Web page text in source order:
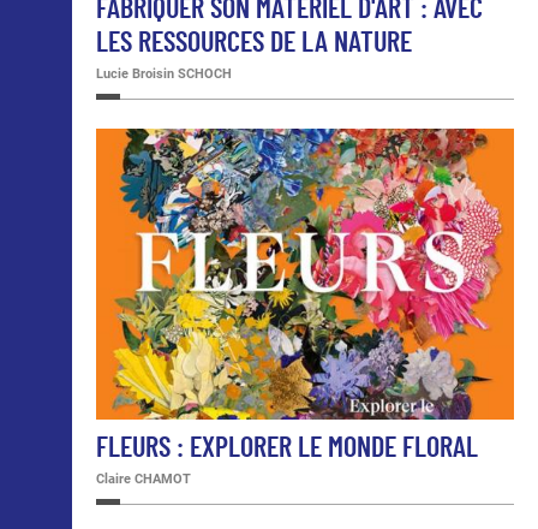
FABRIQUER SON MATÉRIEL D'ART : AVEC
LES RESSOURCES DE LA NATURE
Lucie Broisin SCHOCH
FLEURS : EXPLORER LE MONDE FLORAL
Claire CHAMOT